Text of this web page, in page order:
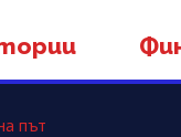
път